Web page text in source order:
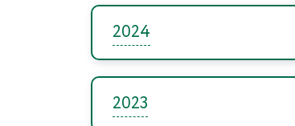
2024
2023